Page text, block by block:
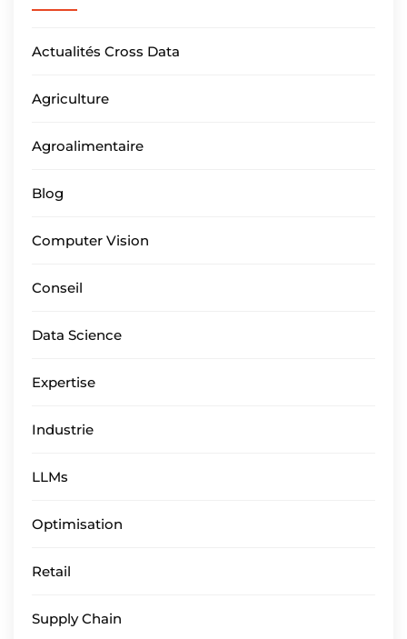
Actualités Cross Data
Agriculture
Agroalimentaire
Blog
Computer Vision
Conseil
Data Science
Expertise
Industrie
LLMs
Optimisation
Retail
Supply Chain